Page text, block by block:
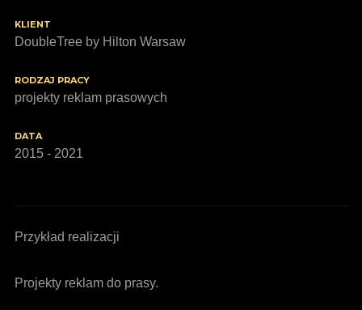
KLIENT
DoubleTree by Hilton Warsaw
RODZAJ PRACY
projekty reklam prasowych
DATA
2015 - 2021
Przykład realizacji
Projekty reklam do prasy.